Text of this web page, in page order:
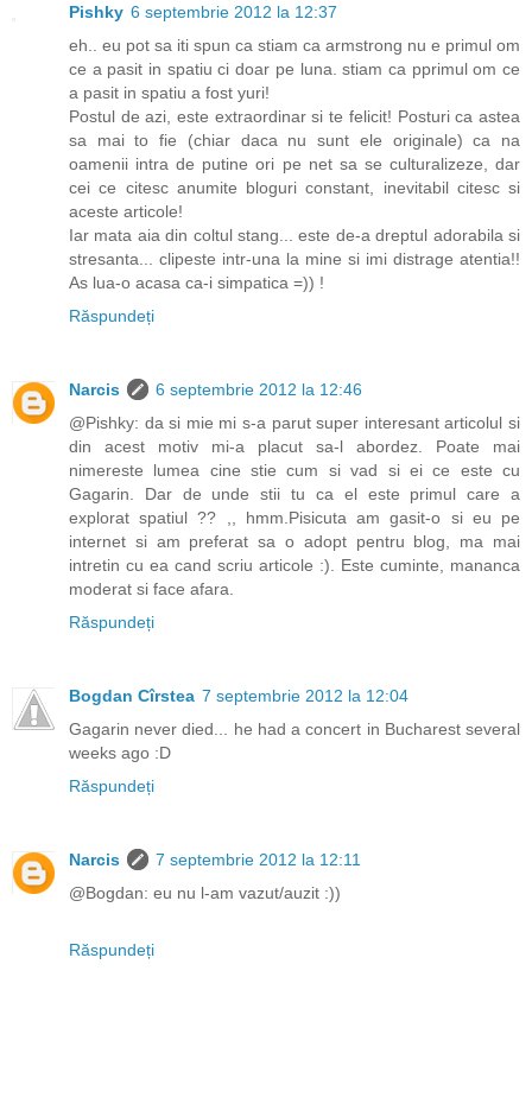
Pishky 6 septembrie 2012 la 12:37
eh.. eu pot sa iti spun ca stiam ca armstrong nu e primul om
ce a pasit in spatiu ci doar pe luna. stiam ca pprimul om ce
a pasit in spatiu a fost yuri!
Postul de azi, este extraordinar si te felicit! Posturi ca astea
sa mai to fie (chiar daca nu sunt ele originale) ca na
oamenii intra de putine ori pe net sa se culturalizeze, dar
cei ce citesc anumite bloguri constant, inevitabil citesc si
aceste articole!
Iar mata aia din coltul stang... este de-a dreptul adorabila si
stresanta... clipeste intr-una la mine si imi distrage atentia!!
As lua-o acasa ca-i simpatica =)) !
Răspundeți
Narcis
6 septembrie 2012 la 12:46
@Pishky: da si mie mi s-a parut super interesant articolul si
din acest motiv mi-a placut sa-l abordez. Poate mai
nimereste lumea cine stie cum si vad si ei ce este cu
Gagarin. Dar de unde stii tu ca el este primul care a
explorat spatiul ?? ,, hmm.Pisicuta am gasit-o si eu pe
internet si am preferat sa o adopt pentru blog, ma mai
intretin cu ea cand scriu articole :). Este cuminte, mananca
moderat si face afara.
Răspundeți
Bogdan Cîrstea 7 septembrie 2012 la 12:04
Gagarin never died... he had a concert in Bucharest several
weeks ago :D
Răspundeți
Narcis
7 septembrie 2012 la 12:11
@Bogdan: eu nu l-am vazut/auzit :))
Răspundeți